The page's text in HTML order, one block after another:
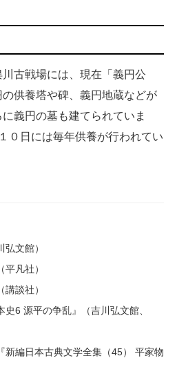
古戦場には、現在「義円公
供養塔や碑、義円地蔵などが
義円の墓も建てられていま
０日には毎年供養が行われてい
弘文館）
平凡社）
講談社）
6 源平の争乱』（吉川弘文館、
新編日本古典文学全集（45） 平家物